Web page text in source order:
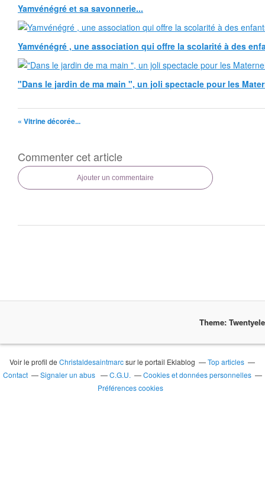
Yamvénégré et sa savonnerie...
Yamvénégré , une association qui offre la scolarité à des
"Dans le jardin de ma main ", un joli spectacle pour les
« Vitrine décorée...
Commenter cet article
Ajouter un commentaire
Theme:
Voir le profil deChristaldesaintmarcsur le portail Eklablog
Top articles
Contact
Signaler un abus C.G.U.
Cookies et données personnelles
Préférences cookies